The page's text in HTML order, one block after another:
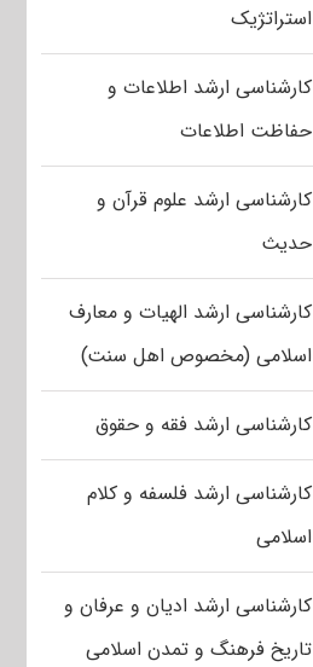
استراتژیک
کارشناسی ارشد اطلاعات و
حفاظت اطلاعات
کارشناسی ارشد علوم قرآن و
حدیث
کارشناسی ارشد الهیات و معارف
اسلامی (مخصوص اهل سنت)
کارشناسی ارشد فقه و حقوق
کارشناسی ارشد فلسفه و کلام
اسلامی
کارشناسی ارشد ادیان و عرفان و
تاریخ فرهنگ و تمدن اسلامی